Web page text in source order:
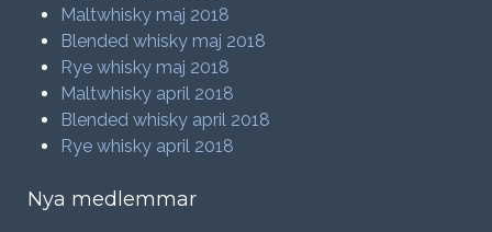
Maltwhisky maj 2018
Blended whisky maj 2018
Rye whisky maj 2018
Maltwhisky april 2018
Blended whisky april 2018
Rye whisky april 2018
Nya medlemmar